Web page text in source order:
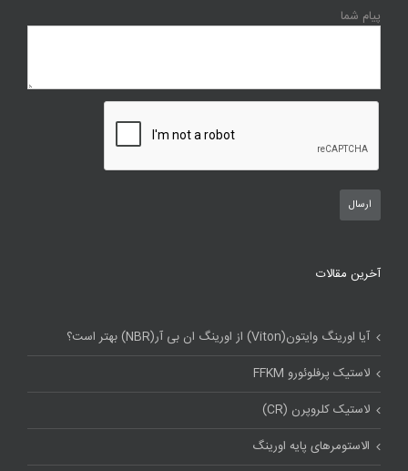
پیام شما
آخرین مقالات
آیا اورینگ وایتون(Viton) از اورینگ ان بی آر(NBR) بهتر است؟
لاستیک پرفلوئورو FFKM
لاستیک کلروپرن (CR)
الاستومرهای پایه اورینگ